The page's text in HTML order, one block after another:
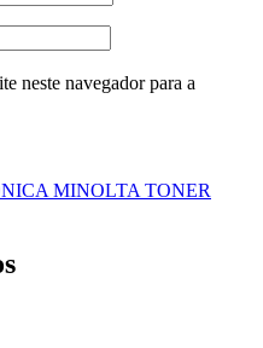
neste navegador para a
MINOLTA TONER